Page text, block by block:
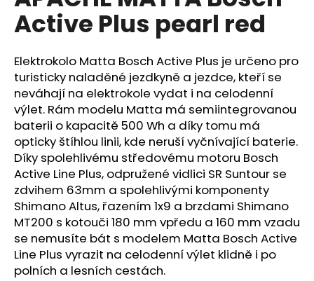
0,0
z
hvězdiček.
Active Plus pearl red
Elektrokolo Matta Bosch Active Plus je určeno pro
turisticky naladěné jezdkyně a jezdce, kteří se
neváhají na elektrokole vydat i na celodenní
výlet. Rám modelu Matta má semiintegrovanou
baterii o kapacitě 500 Wh a díky tomu má
opticky štíhlou linii, kde neruší vyčnívající baterie.
Díky spolehlivému středovému motoru Bosch
Active Line Plus, odpružené vidlici SR Suntour se
zdvihem 63mm a spolehlivými komponenty
Shimano Altus, řazením 1x9 a brzdami Shimano
MT200 s kotouči 180 mm vpředu a 160 mm vzadu
se nemusíte bát s modelem Matta Bosch Active
Line Plus vyrazit na celodenní výlet klidně i po
polních a lesních cestách.
a
j
í
t
?
HLEDAT
D
o
p
o